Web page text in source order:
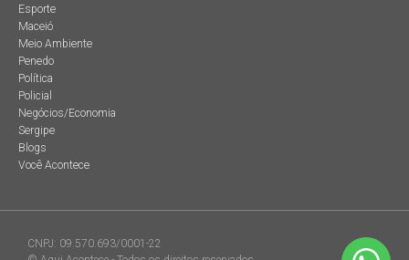
Esporte
Maceió
Meio Ambiente
Penedo
Política
Policial
Negócios/Economia
Sergipe
Blogs
Você Acontece
CNPJ: 09.570.693/0001-22